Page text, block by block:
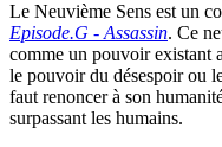
Le Neuvième Sens est un
Episode.G - Assassin. Ce
comme un pouvoir existant
le pouvoir du désespoir ou
faut renoncer à son
surpassant les humains.